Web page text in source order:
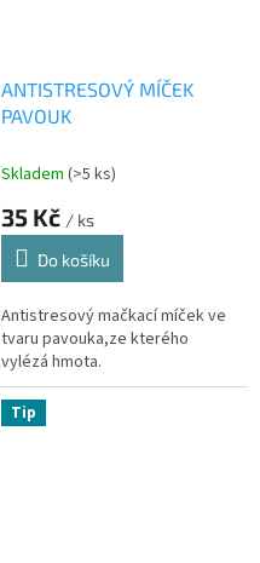
ANTISTRESOVÝ MÍČEK
PAVOUK
Skladem (>5 ks)
35 Kč / ks
Do košíku
Antistresový mačkací míček ve
tvaru pavouka,ze kterého
vylézá hmota.
Tip